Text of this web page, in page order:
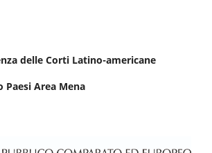
delle Corti Latino-americane
Paesi Area Mena